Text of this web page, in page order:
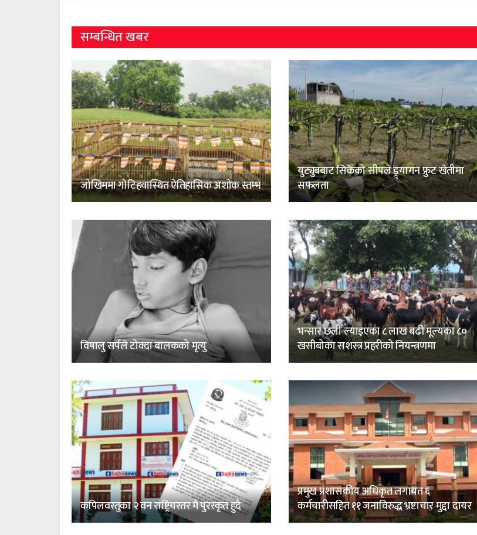
सम्बन्धित खबर
जोखिममा गोटिहवास्थित ऐतिहासिक अशोक स्तम्भ
युट्युबबाट सिकेको सीपले ड्र्यागन फ्रुट खेतीमा
सफलता
विषालु सर्पले टोक्दा बालकको मृत्यु
भन्सार छली ल्याइएका ८ लाख बढी मूल्यका ८०
खसीबोका सशस्त्र प्रहरीको नियन्त्रणमा
कपिलवस्तुका २ वन राष्ट्रियस्तर मै पुरस्कृत हुदै
प्रमुख प्रशासकीय अधिकृत लगायत ६
कर्मचारीसहित ११ जनाविरुद्ध भ्रष्टाचार मुद्दा दायर